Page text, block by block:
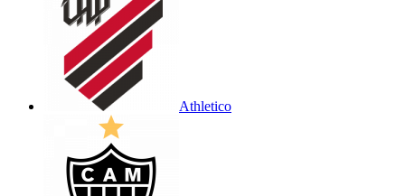
Athletico